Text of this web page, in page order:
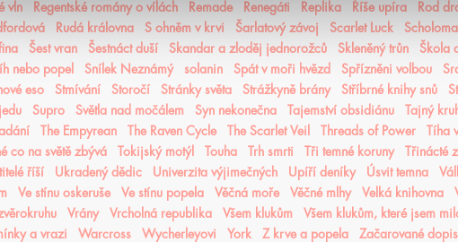
vln
Regentské romány o vílách Remade Renegáti Replika Říše upíra Rod
Rudá královna S ohněm v krvi Šarlatový závoj Scarlet Luck
Šest vran Šestnáct duší Skandar a zloděj jednorožců Skleněný trůn Škola
nebo popel
Snílek Neznámý solanin Spát v moři hvězd Spřízněni volbou
eso
Stmívání Storočí Stránky světa Strážkyně brány Stříbrné knihy snů
Supro Světla nad močálem Syn nekonečna Tajemství obsidiánu Tajný
The Empyrean The Raven Cycle The Scarlet Veil Threads of Power Tíha
co na světě zbývá
Tokijský motýl Touha Trh smrti Tři temné koruny Třinácté
říší
Ukradený dědic Univerzita výjimečných Upíří deníky Úsvit temna
Ve stínu oskeruše Ve stínu popela Věčná moře Věčné mlhy Velká knihovna
Vrány Vrcholná republika Všem klukům Všem klukům, které jsem
a vrazi
Warcross Wycherleyovi York Z krve a popela Začarované